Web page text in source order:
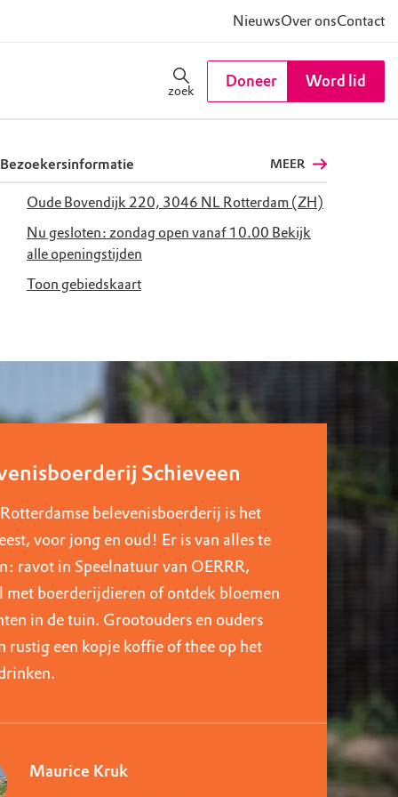
NieuwsOver onsContact
zoek
Doneer Word lid
Bezoekersinformatie MEER
Oude Bovendijk 220, 3046 NL Rotterdam (ZH)
Nu gesloten: zondag open vanaf 10.00 Bekijk
alle openingstijden
Toon gebiedskaart
Schieveen
belevenisboerderij is het
voor jong en oud! Er is van alles te
ravot in Speelnatuur van OERRR,
met boerderijdieren of ontdek bloemen
in de tuin. Grootouders en ouders
rustig een kopje koffie of thee op het
Maurice Kruk